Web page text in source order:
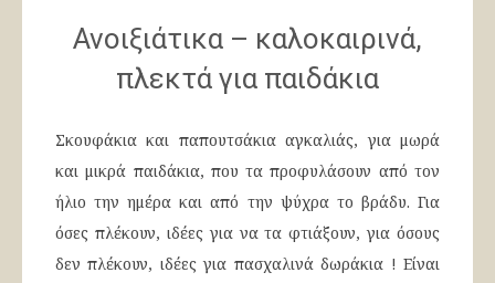
Ανοιξιάτικα – καλοκαιρινά,
πλεκτά για παιδάκια
Σκουφάκια και παπουτσάκια αγκαλιάς, για μωρά
και μικρά παιδάκια, που τα προφυλάσουν από τον
ήλιο την ημέρα και από την ψύχρα το βράδυ. Για
όσες πλέκουν, ιδέες για να τα φτιάξουν, για όσους
δεν πλέκουν, ιδέες για πασχαλινά δωράκια ! Είναι